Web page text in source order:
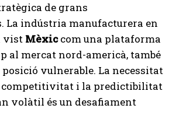
de grans
La indústria manufacturera en
vist Mèxiccom una plataforma
al mercat nord-americà, també
posició vulnerable. La necessitat
competitivitat i la predictibilitat
volàtil és un desafiament